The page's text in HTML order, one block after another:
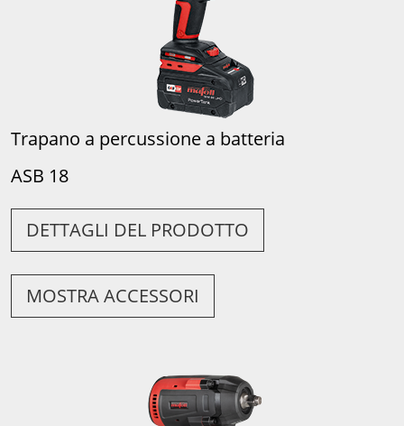
Trapano a percussione a batteria
ASB 18
DETTAGLI DEL PRODOTTO
MOSTRA ACCESSORI